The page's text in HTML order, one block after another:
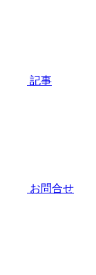
記事
お問合せ